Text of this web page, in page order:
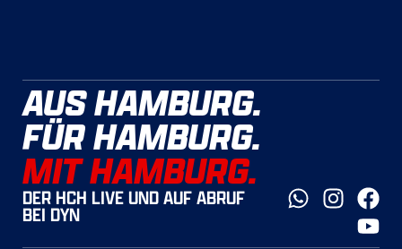
AUS HAMBURG.
FÜR HAMBURG.
MIT HAMBURG.
DER HCH LIVE UND AUF ABRUF
BEI DYN